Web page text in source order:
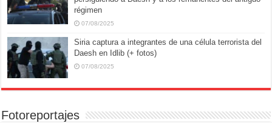
régimen
07/08/2025
Siria captura a integrantes de una célula terrorista del
Daesh en Idlib (+ fotos)
07/08/2025
Fotoreportajes